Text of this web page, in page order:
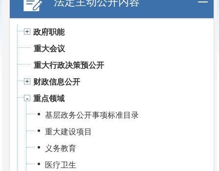
政府职能
重大会议
重大行政决策预公开
财政信息公开
重点领域
基层政务公开事项标准目录
重大建设项目
义务教育
医疗卫生